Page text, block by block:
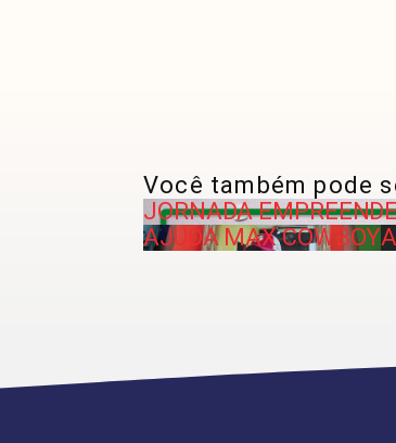
Você também pode
JORNADA
AJUDA MAX COWBOY